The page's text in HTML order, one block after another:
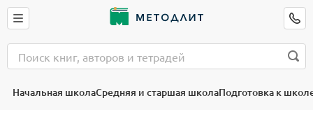
Начальная школаСредняя и старшая школаПодготовка к